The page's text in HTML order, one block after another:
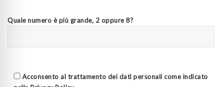
Quale numero è più grande, 2 oppure 8?
Acconsento al trattamento dei dati personali come indicato